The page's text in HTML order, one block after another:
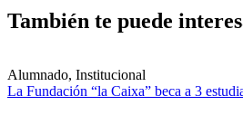
También te puede
Alumnado, Institucional
La Fundación “la Caixa” beca a 3